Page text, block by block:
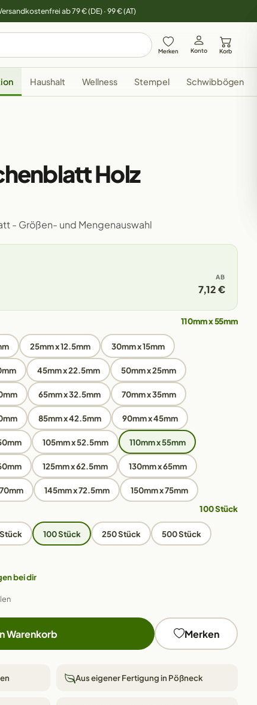
ab 79 € (DE) · 99 € (AT)
Merken Konto Korb
Haushalt Wellness Stempel Schwibbögen
Holz
- Größen- und Mengenauswahl
AB
7,12 €
110mm x 55mm
25mm x 12.5mm 30mm x 15mm
45mm x 22.5mm 50mm x 25mm
65mm x 32.5mm 70mm x 35mm
85mm x 42.5mm 90mm x 45mm
105mm x 52.5mm 110mm x 55mm
125mm x 62.5mm 130mm x 65mm
145mm x 72.5mm 150mm x 75mm
100 Stück
100 Stück 250 Stück 500 Stück
bei dir
Warenkorb Merken
Aus eigener Fertigung in Pößneck